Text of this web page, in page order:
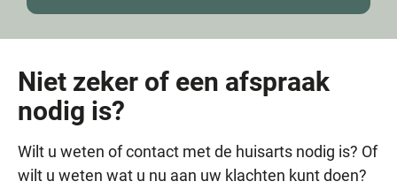
Niet zeker of een afspraak
nodig is?
Wilt u weten of contact met de huisarts nodig is? Of
wilt u weten wat u nu aan uw klachten kunt doen?